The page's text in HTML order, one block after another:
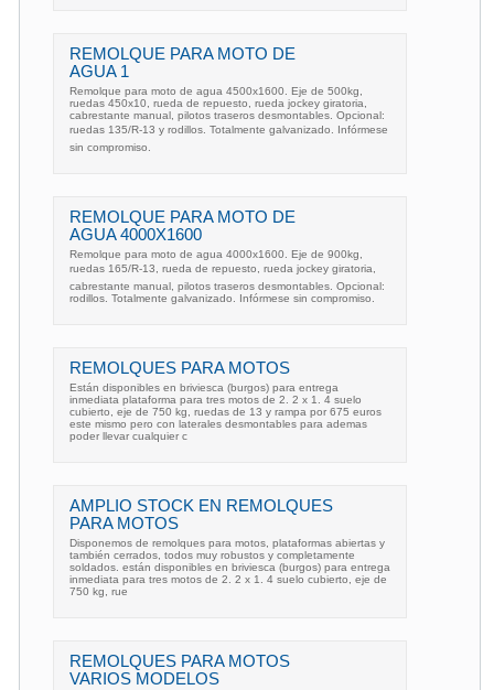
REMOLQUE PARA MOTO DE
AGUA 1
Remolque para moto de agua 4500x1600. Eje de 500kg,
ruedas 450x10, rueda de repuesto, rueda jockey giratoria,
cabrestante manual, pilotos traseros desmontables. Opcional:
ruedas 135/R-13 y rodillos. Totalmente galvanizado. Infórmese
sin compromiso.
REMOLQUE PARA MOTO DE
AGUA 4000X1600
Remolque para moto de agua 4000x1600. Eje de 900kg,
ruedas 165/R-13, rueda de repuesto, rueda jockey giratoria,
cabrestante manual, pilotos traseros desmontables. Opcional:
rodillos. Totalmente galvanizado. Infórmese sin compromiso.
REMOLQUES PARA MOTOS
Están disponibles en briviesca (burgos) para entrega
inmediata plataforma para tres motos de 2. 2 x 1. 4 suelo
cubierto, eje de 750 kg, ruedas de 13 y rampa por 675 euros
este mismo pero con laterales desmontables para ademas
poder llevar cualquier c
AMPLIO STOCK EN REMOLQUES
PARA MOTOS
Disponemos de remolques para motos, plataformas abiertas y
también cerrados, todos muy robustos y completamente
soldados. están disponibles en briviesca (burgos) para entrega
inmediata para tres motos de 2. 2 x 1. 4 suelo cubierto, eje de
750 kg, rue
REMOLQUES PARA MOTOS
VARIOS MODELOS